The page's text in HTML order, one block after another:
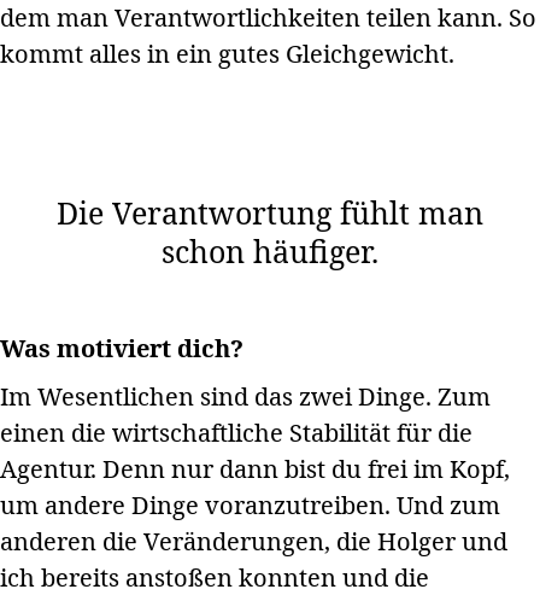
dem man Verantwortlichkeiten teilen kann. So
kommt alles in ein gutes Gleichgewicht.
Die Verantwortung fühlt man
schon häufiger.
Was motiviert dich?
Im Wesentlichen sind das zwei Dinge. Zum
einen die wirtschaftliche Stabilität für die
Agentur. Denn nur dann bist du frei im Kopf,
um andere Dinge voranzutreiben. Und zum
anderen die Veränderungen, die Holger und
ich bereits anstoßen konnten und die